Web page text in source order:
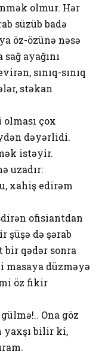
olmur. Hər
süzüb badə
öz-özünə nəsə
ayağını
sınıq-sınıq
stəkan
çox
dəyərlidi.
istəyir.
uzadır:
xahiş edirəm
ofisiantdan
də şərab
qədər sonra
masaya düzməyə
öz fikir
Ona göz
yaxşı bilir ki,